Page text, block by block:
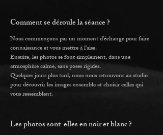
Comment se déroule la séance ?
Nous commençons par un moment d’échange pour faire
connaissance et vous mettre à l’aise.
Ensuite, les photos se font simplement, dans une
atmosphère calme, sans poses rigides.
Quelques jours plus tard, nous nous retrouvons au studio
pour découvrir les images ensemble et choisir celles qui
vous ressemblent.
Les photos sont-elles en noir et blanc ?